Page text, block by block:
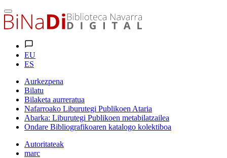
EU
ES
Aurkezpena
Bilatu
Bilaketa aurreratua
Nafarroako Liburutegi Publikoen Ataria
Abarka: Liburutegi Publikoen metabilatzailea
Ondare Bibliografikoaren katalogo kolektiboa
Autoritateak
marc